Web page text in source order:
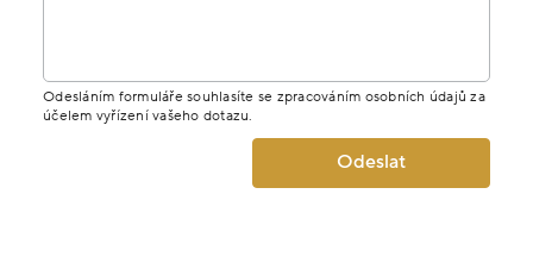
Odesláním formuláře souhlasíte se zpracováním osobních údajů za
účelem vyřízení vašeho dotazu.
Odeslat